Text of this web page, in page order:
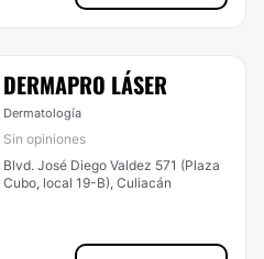
DERMAPRO LÁSER
Dermatología
Sin opiniones
Blvd. José Diego Valdez 571 (Plaza
Cubo, local 19-B), Culiacán